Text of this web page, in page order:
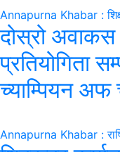
Annapurna Khabar :
दोस्रो अवाकस
प्रतियोगिता
च्याम्पियन अफ
Annapurna Khabar :